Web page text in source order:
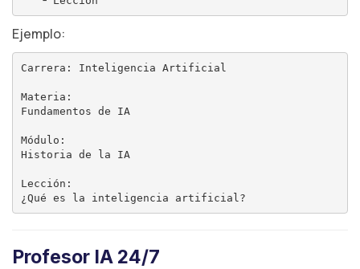
Ejemplo:
Carrera: Inteligencia Artificial
Materia:
Fundamentos de IA
Módulo:
Historia de la IA
Lección:
Profesor IA 24/7